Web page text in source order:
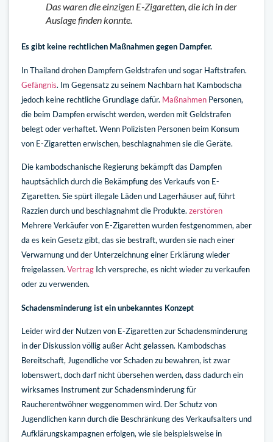
Das waren die einzigen E-Zigaretten, die ich in der
Auslage finden konnte.
Es gibt keine rechtlichen Maßnahmen gegen Dampfer.
In Thailand drohen Dampfern Geldstrafen und sogar Haftstrafen.
Gefängnis. Im Gegensatz zu seinem Nachbarn hat Kambodscha
jedoch keine rechtliche Grundlage dafür. Maßnahmen Personen,
die beim Dampfen erwischt werden, werden mit Geldstrafen
belegt oder verhaftet. Wenn Polizisten Personen beim Konsum
von E-Zigaretten erwischen, beschlagnahmen sie die Geräte.
Die kambodschanische Regierung bekämpft das Dampfen
hauptsächlich durch die Bekämpfung des Verkaufs von E-
Zigaretten. Sie spürt illegale Läden und Lagerhäuser auf, führt
Razzien durch und beschlagnahmt die Produkte. zerstören
Mehrere Verkäufer von E-Zigaretten wurden festgenommen, aber
da es kein Gesetz gibt, das sie bestraft, wurden sie nach einer
Verwarnung und der Unterzeichnung einer Erklärung wieder
freigelassen. Vertrag Ich verspreche, es nicht wieder zu verkaufen
oder zu verwenden.
Schadensminderung ist ein unbekanntes Konzept
Leider wird der Nutzen von E-Zigaretten zur Schadensminderung
in der Diskussion völlig außer Acht gelassen. Kambodschas
Bereitschaft, Jugendliche vor Schaden zu bewahren, ist zwar
lobenswert, doch darf nicht übersehen werden, dass dadurch ein
wirksames Instrument zur Schadensminderung für
Raucherentwöhner weggenommen wird. Der Schutz von
Jugendlichen kann durch die Beschränkung des Verkaufsalters und
Aufklärungskampagnen erfolgen, wie sie beispielsweise in